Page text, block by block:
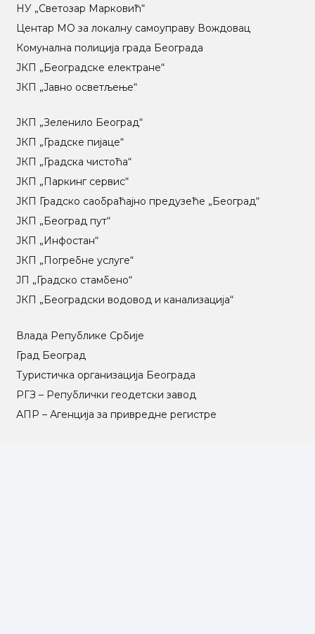
НУ „Светозар Марковић“
Центар МO за локалну самоуправу Вождовац
Комунална полиција града Београда
ЈКП „Београдске електране“
ЈКП „Јавно осветљење“
ЈКП „Зеленило Београд“
ЈКП „Градске пијаце“
ЈКП „Градска чистоћа“
ЈКП „Паркинг сервис“
ЈКП Градско саобраћајно предузеће „Београд“
ЈКП „Београд пут“
ЈКП „Инфостан“
ЈКП „Погребне услуге“
ЈП „Градско стамбено“
ЈКП „Београдски водовод и канализација“
Влада Републике Србије
Град Београд
Туристичка организација Београда
РГЗ – Републички геодетски завод
АПР – Агенција за привредне регистре